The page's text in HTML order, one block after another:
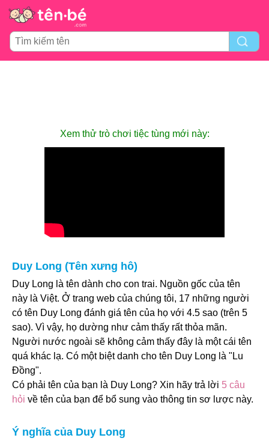
Xem thử trò chơi tiệc tùng mới này:
Duy Long (Tên xưng hô)
Duy Long là tên dành cho con trai. Nguồn gốc của tên
này là Việt. Ở trang web của chúng tôi, 17 những người
có tên Duy Long đánh giá tên của họ với 4.5 sao (trên 5
sao). Vì vậy, họ dường như cảm thấy rất thỏa mãn.
Người nước ngoài sẽ không cảm thấy đây là một cái tên
quá khác lạ. Có một biệt danh cho tên Duy Long là "Lu
Đồng".
Có phải tên của bạn là Duy Long? Xin hãy trả lời 5 câu
hỏi về tên của bạn để bổ sung vào thông tin sơ lược này.
Ý nghĩa của Duy Long